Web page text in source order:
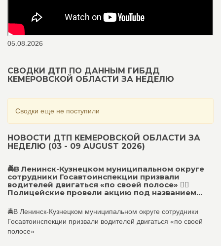
05.08.2026
СВОДКИ ДТП ПО ДАННЫМ ГИБДД
КЕМЕРОВСКОЙ ОБЛАСТИ ЗА НЕДЕЛЮ
Сводки еще не поступили
НОВОСТИ ДТП КЕМЕРОВСКОЙ ОБЛАСТИ ЗА
НЕДЕЛЮ (03 - 09 AUGUST 2026)
🚔В Ленинск-Кузнецком муниципальном округе
сотрудники Госавтоинспекции призвали
водителей двигаться «по своей полосе» 👮‍♂
Полицейские провели акцию под названием...
🚔В Ленинск-Кузнецком муниципальном округе сотрудники
Госавтоинспекции призвали водителей двигаться «по своей
полосе»